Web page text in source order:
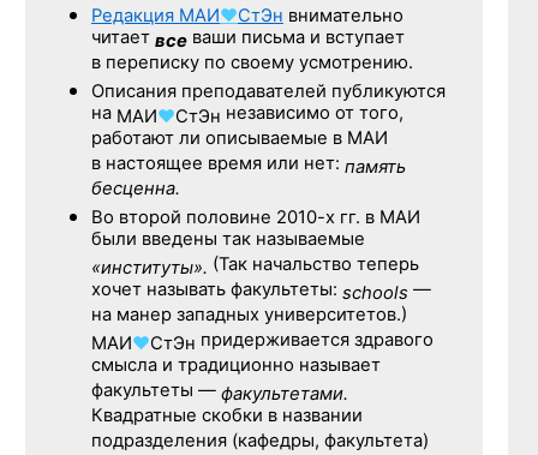
Редакция МАИ♥СтЭн внимательно
читает все ваши письма и вступает
в переписку по своему усмотрению.
Описания преподавателей публикуются
на МАИ♥СтЭн независимо от того,
работают ли описываемые в МАИ
в настоящее время или нет: память
бесценна.
Во второй половине 2010-х гг. в МАИ
были введены так называемые
«институты». (Так начальство теперь
хочет называть факультеты: schools —
на манер западных университетов.)
МАИ♥СтЭн придерживается здравого
смысла и традиционно называет
факультеты — факультетами.
Квадратные скобки в названии
подразделения (кафедры, факультета)